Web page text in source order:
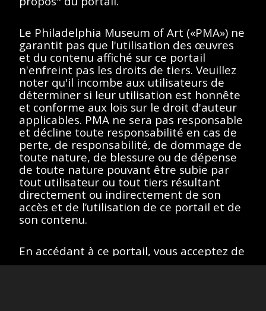
supprimer les filtres ou
essayez un autre terme
de recherche.
Afficher éléments << < >
Toutes les œuvres de ce site sont protégées par les lois sur
le droit d'auteur des États-Unis, de la France ou d'autres
pays, selon le cas, ou peuvent comporter certaines
restrictions quant à leur utilisation respective. L’ensemble des
droits de propriété intellectuelle sont détenus par les titulaires
des droits d’auteurs afférents. Les utilisateurs doivent se
Site version : 1.0
Le Philadelphia Museum of Art («PMA») ne
garantit pas que l'utilisation des œuvres
et du contenu affiché sur ce portail
n'enfreint pas les droits de tiers. Veuillez
noter qu'il incombe aux utilisateurs de
déterminer si leur utilisation est honnête
et conforme aux lois sur le droit d'auteur
applicables. PMA ne sera pas responsable
et décline toute responsabilité en cas de
perte, de responsabilité, de dommage de
toute nature, de blessure ou de dépense
de toute nature pouvant être subie par
tout utilisateur ou tout tiers résultant
directement ou indirectement de son
accès et de l’utilisation de ce portail et de
son contenu.
En accédant à ce portail, vous acceptez de
respecter ces conditions et restrictions. Si